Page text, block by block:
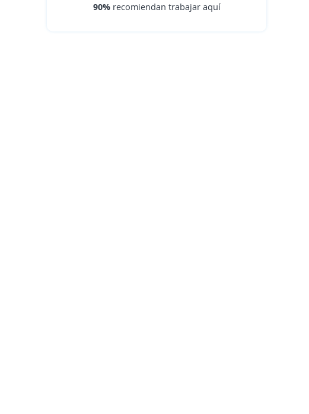
90%recomiendan trabajar aquí